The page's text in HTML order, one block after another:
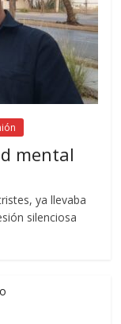
mental
ya llevaba
silenciosa